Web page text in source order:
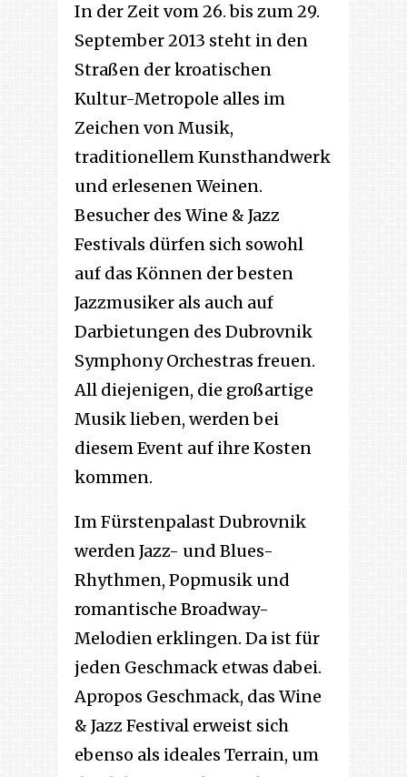
In der Zeit vom 26. bis zum 29.
September 2013 steht in den
Straßen der kroatischen
Kultur-Metropole alles im
Zeichen von Musik,
traditionellem Kunsthandwerk
und erlesenen Weinen.
Besucher des Wine & Jazz
Festivals dürfen sich sowohl
auf das Können der besten
Jazzmusiker als auch auf
Darbietungen des Dubrovnik
Symphony Orchestras freuen.
All diejenigen, die großartige
Musik lieben, werden bei
diesem Event auf ihre Kosten
kommen.
Im Fürstenpalast Dubrovnik
werden Jazz- und Blues-
Rhythmen, Popmusik und
romantische Broadway-
Melodien erklingen. Da ist für
jeden Geschmack etwas dabei.
Apropos Geschmack, das Wine
& Jazz Festival erweist sich
ebenso als ideales Terrain, um